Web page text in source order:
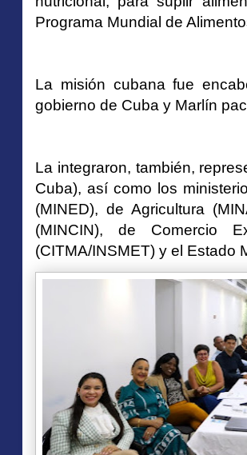
Programa Mundial de
La misión cubana fue
gobierno de Cuba y Marlín
La integraron, también,
Cuba), así como los
(MINED), de Agricultura
(MINCIN), de Comercio
(CITMA/INSMET) y el Estado